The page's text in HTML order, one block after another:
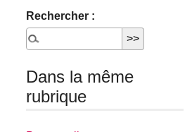
Rechercher :
Dans la même
rubrique